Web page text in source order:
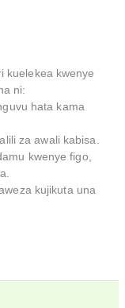
kuelekea kwenye
ni:
hata kama
za awali kabisa.
kwenye figo,
kujikuta una